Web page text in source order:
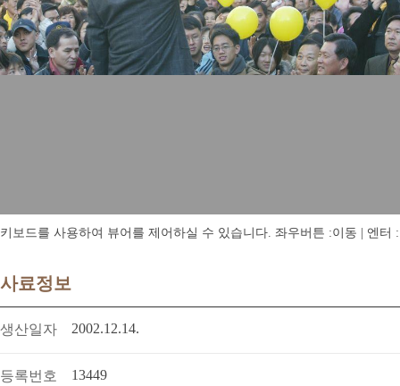
키보드를 사용하여 뷰어를 제어하실 수 있습니다. 좌우버튼 :이동 | 엔터
사료정보
생산일자 2002.12.14.
등록번호 13449